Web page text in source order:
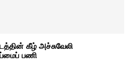
கீழ் அச்சுவேலி
பணி